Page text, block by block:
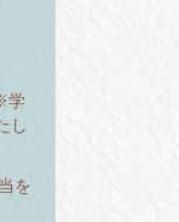
学
し
を